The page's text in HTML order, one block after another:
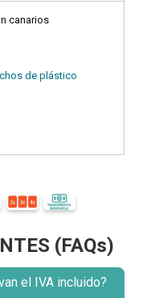
canarios
de plástico
(FAQs)
el IVA incluido?